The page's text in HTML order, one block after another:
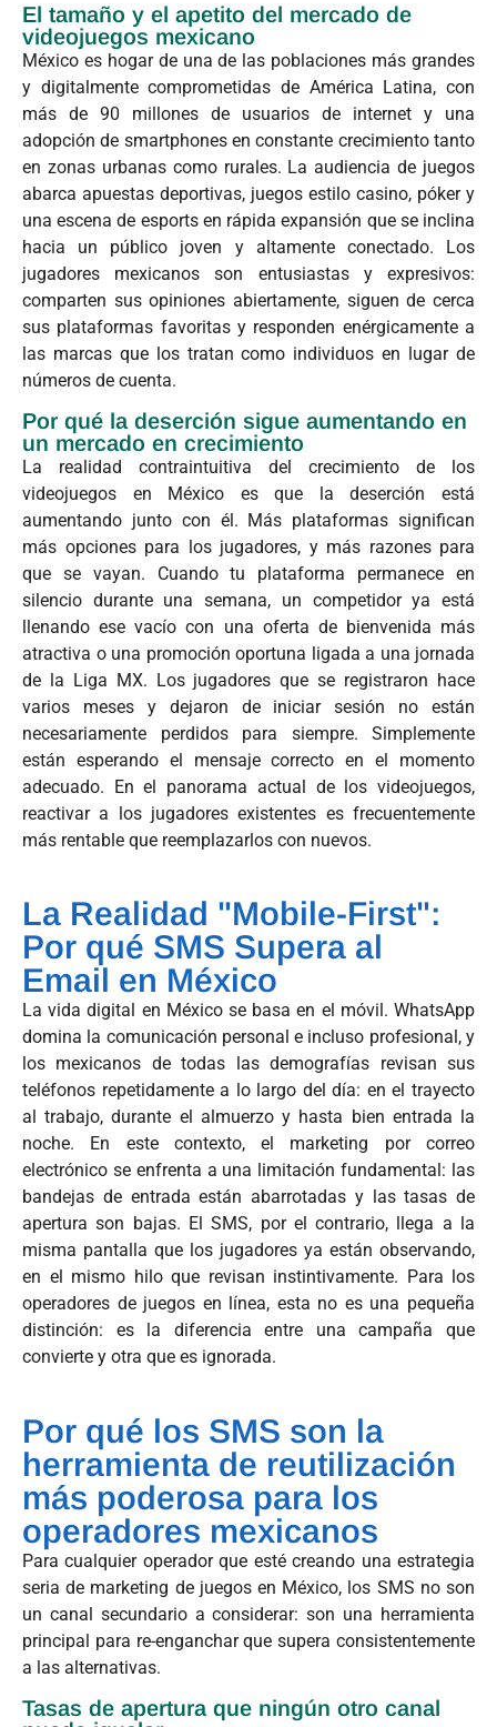
El tamaño y el apetito del mercado de
videojuegos mexicano
México es hogar de una de las poblaciones más grandes
y digitalmente comprometidas de América Latina, con
más de 90 millones de usuarios de internet y una
adopción de smartphones en constante crecimiento tanto
en zonas urbanas como rurales. La audiencia de juegos
abarca apuestas deportivas, juegos estilo casino, póker y
una escena de esports en rápida expansión que se inclina
hacia un público joven y altamente conectado. Los
jugadores mexicanos son entusiastas y expresivos:
comparten sus opiniones abiertamente, siguen de cerca
sus plataformas favoritas y responden enérgicamente a
las marcas que los tratan como individuos en lugar de
números de cuenta.
Por qué la deserción sigue aumentando en
un mercado en crecimiento
La realidad contraintuitiva del crecimiento de los
videojuegos en México es que la deserción está
aumentando junto con él. Más plataformas significan
más opciones para los jugadores, y más razones para
que se vayan. Cuando tu plataforma permanece en
silencio durante una semana, un competidor ya está
llenando ese vacío con una oferta de bienvenida más
atractiva o una promoción oportuna ligada a una jornada
de la Liga MX. Los jugadores que se registraron hace
varios meses y dejaron de iniciar sesión no están
necesariamente perdidos para siempre. Simplemente
están esperando el mensaje correcto en el momento
adecuado. En el panorama actual de los videojuegos,
reactivar a los jugadores existentes es frecuentemente
más rentable que reemplazarlos con nuevos.
La Realidad "Mobile-First":
Por qué SMS Supera al
Email en México
La vida digital en México se basa en el móvil. WhatsApp
domina la comunicación personal e incluso profesional, y
los mexicanos de todas las demografías revisan sus
teléfonos repetidamente a lo largo del día: en el trayecto
al trabajo, durante el almuerzo y hasta bien entrada la
noche. En este contexto, el marketing por correo
electrónico se enfrenta a una limitación fundamental: las
bandejas de entrada están abarrotadas y las tasas de
apertura son bajas. El SMS, por el contrario, llega a la
misma pantalla que los jugadores ya están observando,
en el mismo hilo que revisan instintivamente. Para los
operadores de juegos en línea, esta no es una pequeña
distinción: es la diferencia entre una campaña que
convierte y otra que es ignorada.
Por qué los SMS son la
herramienta de reutilización
más poderosa para los
operadores mexicanos
Para cualquier operador que esté creando una estrategia
seria de marketing de juegos en México, los SMS no son
un canal secundario a considerar: son una herramienta
principal para re-enganchar que supera consistentemente
a las alternativas.
Tasas de apertura que ningún otro canal